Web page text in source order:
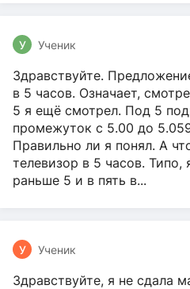
У Ученик
Здравствуйте.
в 5 часов. Означает,
5 я ещё смотрел. Под 5
промежуток с 5.00 до
Правильно ли я понял. А
телевизор в 5 часов. Типо,
раньше 5 и в пять в...
У Ученик
Здравствуйте, я не сдала